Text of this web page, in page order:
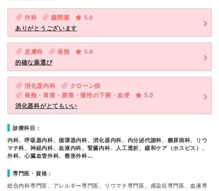
外科 腸閉塞
5.0
ありがとうございます
皮膚科 発熱
5.0
的確な薬選び
消化器内科
クローン病
発熱・胃痛・腹痛・慢性の下痢・血便
5.0
消化器科がとてもいい
診療科目：
内科、呼吸器内科、循環器内科、消化器内科、内分泌代謝科、糖尿病科、リウ
マチ科、神経内科、血液内科、腎臓内科、人工透析、緩和ケア（ホスピス）、
外科、心臓血管外科、整形外科…
専門医・資格：
総合内科専門医、アレルギー専門医、リウマチ専門医、感染症専門医、血液専